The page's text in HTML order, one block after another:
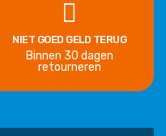
NIET GOED GELD TERUG
Binnen 30 dagen
retourneren